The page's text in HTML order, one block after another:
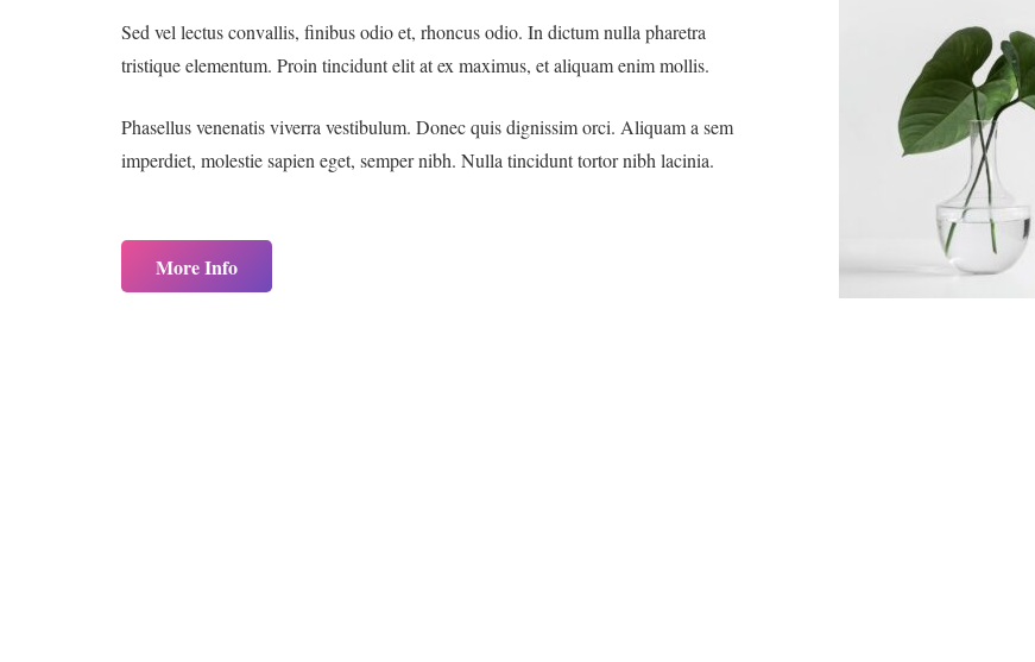
Sed vel lectus convallis, finibus odio et, rhoncus odio. In dictum nulla pharetra
tristique elementum. Proin tincidunt elit at ex maximus, et aliquam enim mollis.
Phasellus venenatis viverra vestibulum. Donec quis dignissim orci. Aliquam a sem
imperdiet, molestie sapien eget, semper nibh. Nulla tincidunt tortor nibh lacinia.
More Info